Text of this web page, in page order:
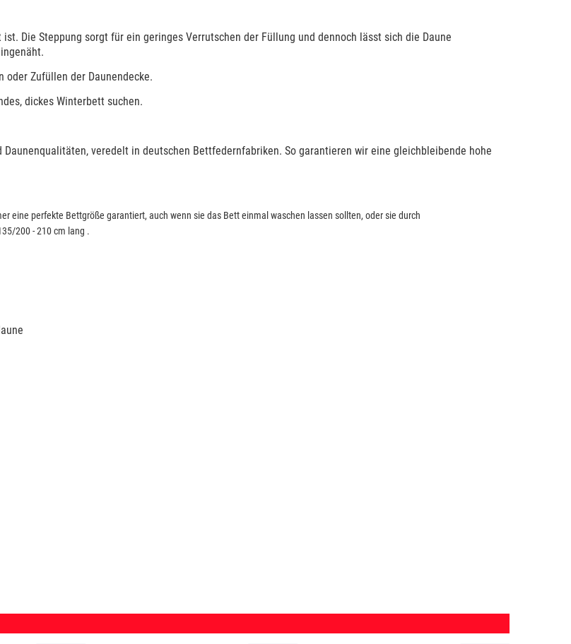
Die Steppung sorgt für ein geringes Verrutschen der Füllung und dennoch lässt sich die Daune
Zufüllen der Daunendecke.
dickes Winterbett suchen.
veredelt in deutschen Bettfedernfabriken. So garantieren wir eine gleichbleibende hohe
eine perfekte Bettgröße garantiert, auch wenn sie das Bett einmal waschen lassen sollten, oder sie durch
200 - 210 cm lang .